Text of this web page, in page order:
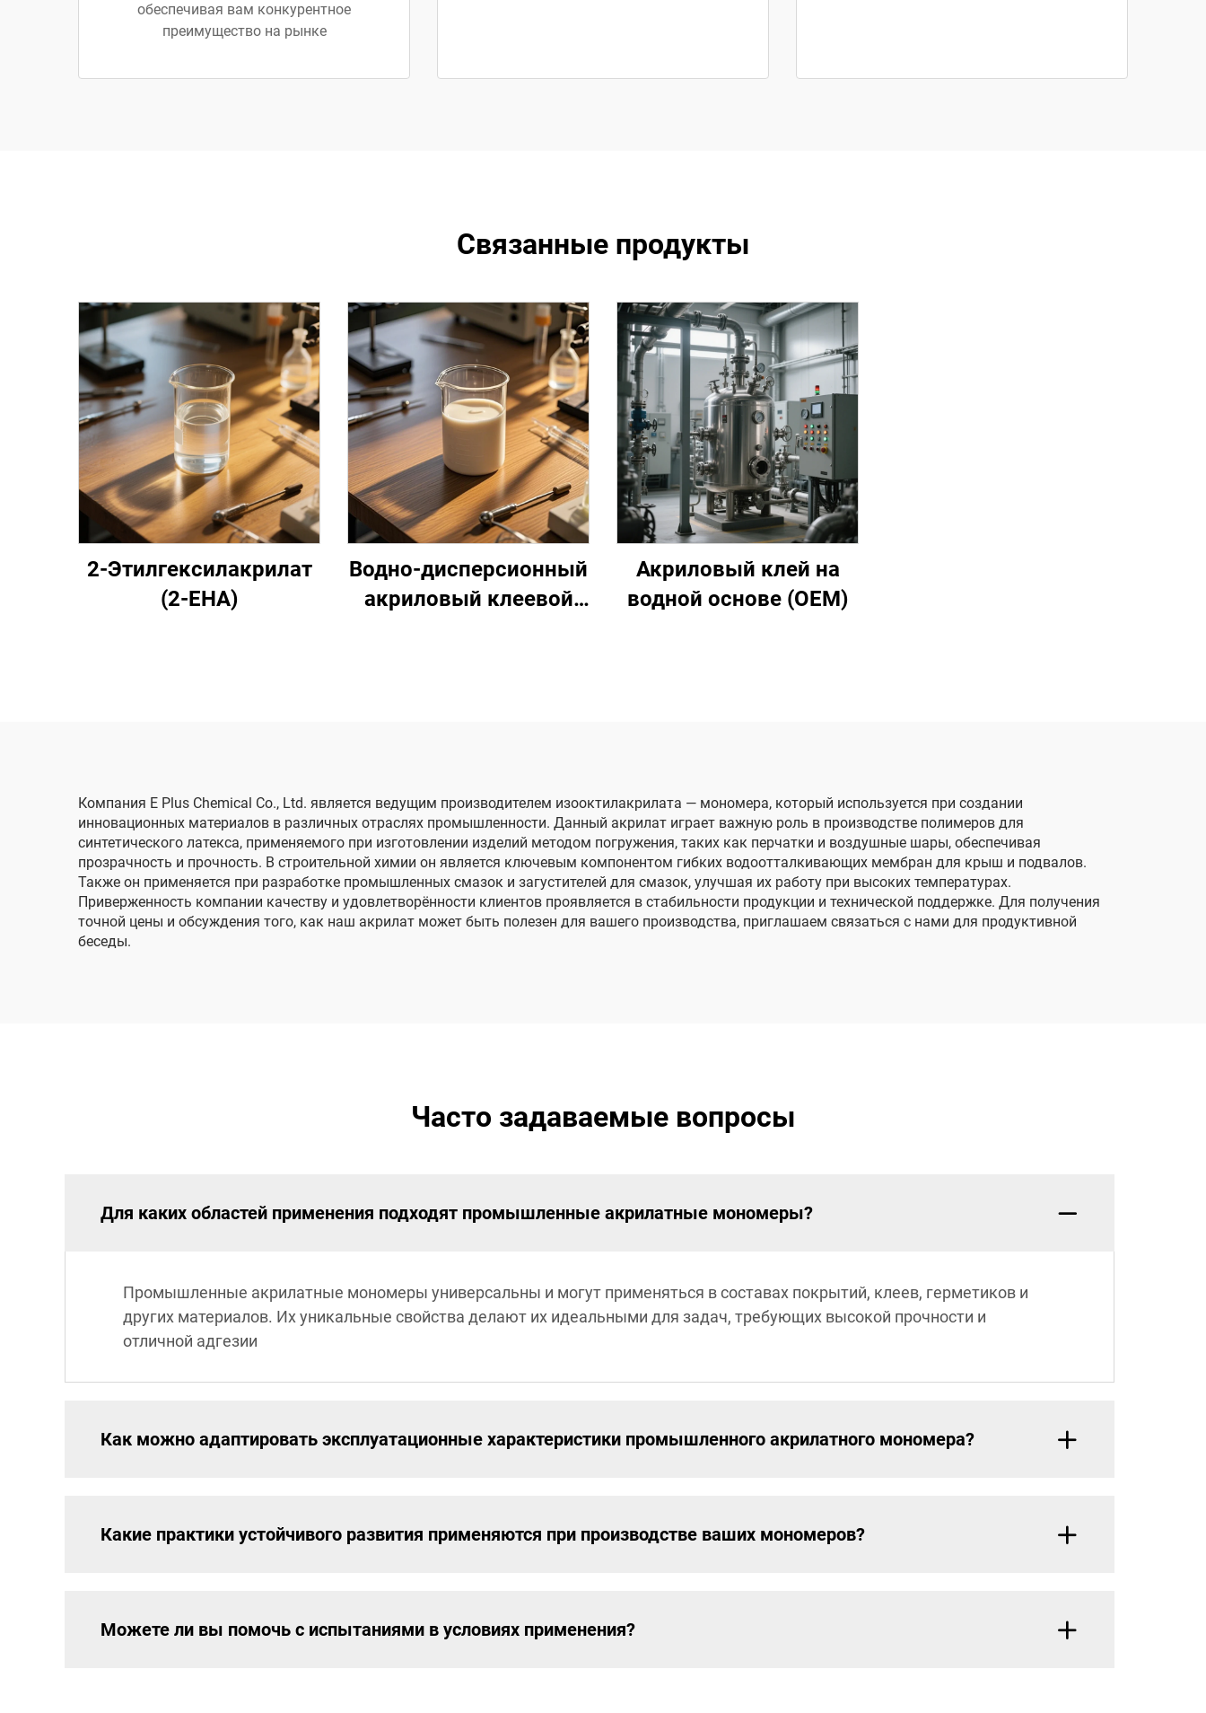
обеспечивая вам конкурентное
преимущество на рынке
Связанные продукты
2-Этилгексилакрилат
(2-EHA)
Водно-дисперсионный
акриловый клеевой
Акриловый клей на
водной основе (OEM)
Компания E Plus Chemical Co., Ltd. является ведущим производителем изооктилакрилата — мономера, который используется при создании
инновационных материалов в различных отраслях промышленности. Данный акрилат играет важную роль в производстве полимеров для
синтетического латекса, применяемого при изготовлении изделий методом погружения, таких как перчатки и воздушные шары, обеспечивая
прозрачность и прочность. В строительной химии он является ключевым компонентом гибких водоотталкивающих мембран для крыш и подвалов.
Также он применяется при разработке промышленных смазок и загустителей для смазок, улучшая их работу при высоких температурах.
Приверженность компании качеству и удовлетворённости клиентов проявляется в стабильности продукции и технической поддержке. Для получения
точной цены и обсуждения того, как наш акрилат может быть полезен для вашего производства, приглашаем связаться с нами для продуктивной
беседы.
Часто задаваемые вопросы
Для каких областей применения подходят промышленные акрилатные мономеры?
Промышленные акрилатные мономеры универсальны и могут применяться в составах покрытий, клеев, герметиков и
других материалов. Их уникальные свойства делают их идеальными для задач, требующих высокой прочности и
отличной адгезии
Как можно адаптировать эксплуатационные характеристики промышленного акрилатного мономера?
Какие практики устойчивого развития применяются при производстве ваших мономеров?
Можете ли вы помочь с испытаниями в условиях применения?